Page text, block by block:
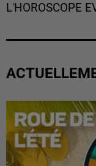
L'HOROSCOPE